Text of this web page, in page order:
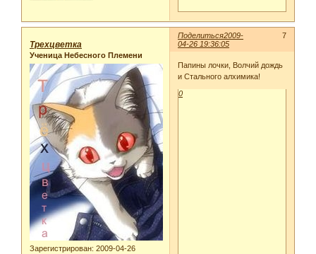
Поделиться 7
2009-
04-26 19:36:05
Трехцветка
Ученица Небесного Племени
Зарегистрирован: 2009-04-26
Папины лочки, Волчий дождь
и Стального алхимика!
0